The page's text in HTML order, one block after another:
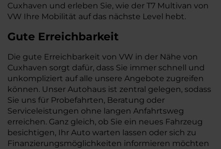
Cuxhaven und erleben Sie, wie der T7 Multivan von
VW Ihre Mobilität auf das nächste Level hebt.
Gute Erreichbarkeit
Die gute Erreichbarkeit von VW in der Nähe von
Cuxhaven sorgt dafür, dass Sie immer schnell und
unkompliziert auf alle unsere Angebote zugreifen
können. Unser Autohaus ist zentral gelegen, sodass
Sie uns für Probefahrten, Beratung oder
Serviceleistungen ohne langen Anfahrtsweg
erreichen. Ganz gleich, ob Sie ein neues Fahrzeug
besichtigen, Ihr Auto warten lassen oder sich zu
Finanzierungsmöglichkeiten informieren möchten